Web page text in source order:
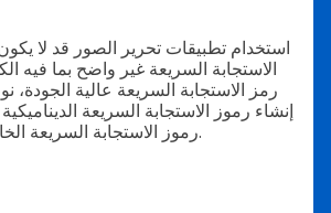
استخدام تطبيقات تحرير الصور قد لا
الاستجابة السريعة غير واضح بما فيه
رمز الاستجابة السريعة عالية الجودة،
إنشاء رموز الاستجابة السريعة
رموز الاستجابة السريعة الخاصة بك بدقة عالية.